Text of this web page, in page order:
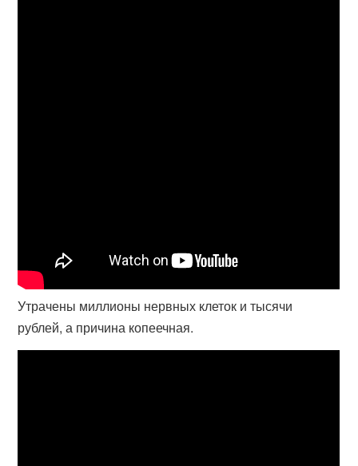
Утрачены миллионы нервных клеток и тысячи
рублей, а причина копеечная.